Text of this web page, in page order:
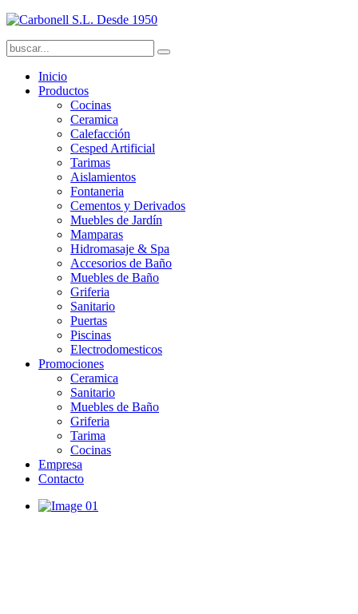
Inicio
Productos
Cocinas
Ceramica
Calefacción
Cesped Artificial
Tarimas
Aislamientos
Fontaneria
Cementos y Derivados
Muebles de Jardín
Mamparas
Hidromasaje & Spa
Accesorios de Baño
Muebles de Baño
Griferia
Sanitario
Puertas
Piscinas
Electrodomesticos
Promociones
Ceramica
Sanitario
Muebles de Baño
Griferia
Tarima
Cocinas
Empresa
Contacto